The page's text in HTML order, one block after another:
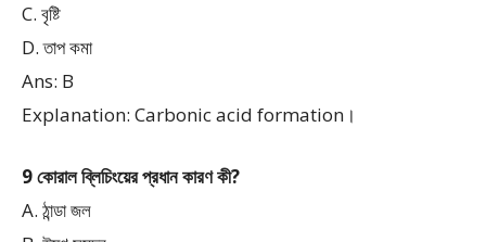
C. বৃষ্টি
D. তাপ কমা
Ans: B
Explanation: Carbonic acid formation।
9 কোরাল ব্লিচিংয়ের প্রধান কারণ কী?
A. ঠান্ডা জল